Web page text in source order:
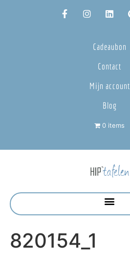
Cadeaubon
Contact
Mijn account
Blog
0 items
820154_1